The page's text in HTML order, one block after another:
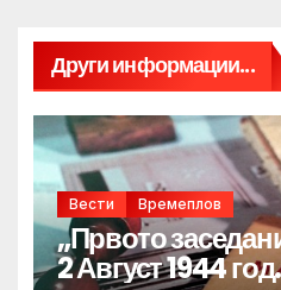
Други информации...
Вести Времеплов
„Првото
2 Август 1944 год.